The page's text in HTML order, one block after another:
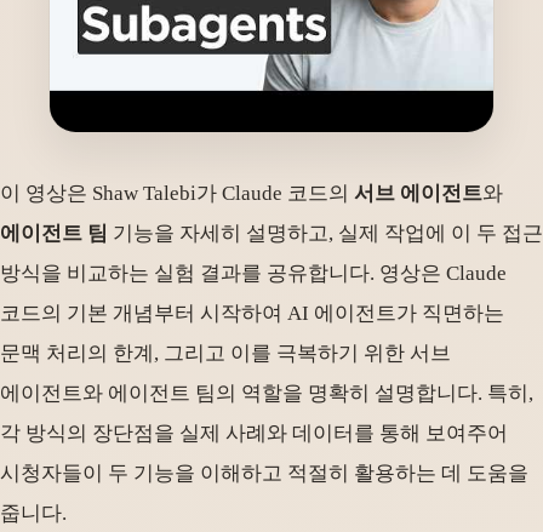
이 영상은 Shaw Talebi가 Claude 코드의 서브 에이전트와
에이전트 팀 기능을 자세히 설명하고, 실제 작업에 이 두 접근
방식을 비교하는 실험 결과를 공유합니다. 영상은 Claude
코드의 기본 개념부터 시작하여 AI 에이전트가 직면하는
문맥 처리의 한계, 그리고 이를 극복하기 위한 서브
에이전트와 에이전트 팀의 역할을 명확히 설명합니다. 특히,
각 방식의 장단점을 실제 사례와 데이터를 통해 보여주어
시청자들이 두 기능을 이해하고 적절히 활용하는 데 도움을
줍니다.